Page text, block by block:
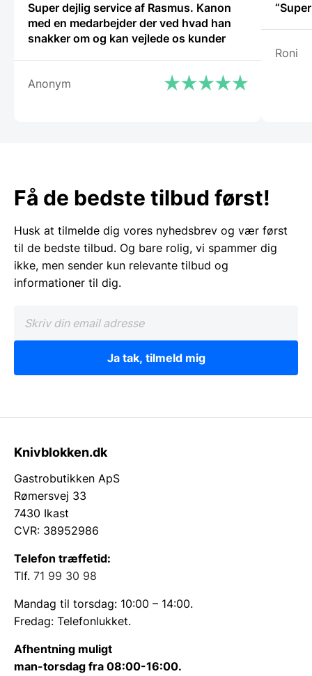
Super dejlig service af Rasmus. Kanon
med en medarbejder der ved hvad han
snakker om og kan vejlede os kunder
Anonym
Roni
Få de bedste tilbud først!
Husk at tilmelde dig vores nyhedsbrev og vær først
til de bedste tilbud. Og bare rolig, vi spammer dig
ikke, men sender kun relevante tilbud og
informationer til dig.
Ja tak, tilmeld mig
Knivblokken.dk
Gastrobutikken ApS
Rømersvej 33
7430 Ikast
CVR: 38952986
Telefon træffetid:
Tlf. 71 99 30 98
Mandag til torsdag: 10:00 – 14:00.
Fredag: Telefonlukket.
Afhentning muligt
man-torsdag fra 08:00-16:00.